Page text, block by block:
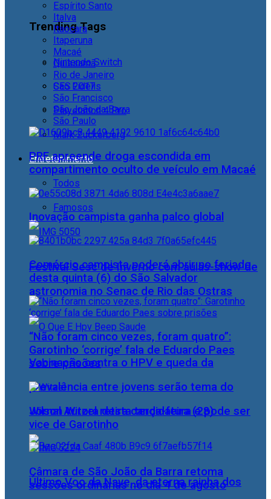
Trending Tags
Nintendo Switch
CES 2017
Playstation 4 Pro
Mark Zuckerberg
Entretenimento
Todos
Famosos
Festival Sesc de Inverno com aulas-show de
astronomia no Senac de Rio das Ostras
Vacinação contra o HPV e queda da
prevalência entre jovens serão tema do
Jornal Aurora desta terça-feira (28)
Último Voo da Nave, da eterna rainha dos
Espírito Santo
Italva
Itaocara
Itaperuna
Macaé
Quissamã
Rio de Janeiro
São Fidélis
São Francisco
São João da Barra
São Paulo
PRF apreende droga escondida em
compartimento oculto de veículo em Macaé
Inovação campista ganha palco global
Comércio campista poderá abrir no feriado
desta quinta (6) do São Salvador
“Não foram cinco vezes, foram quatro”:
Garotinho ‘corrige’ fala de Eduardo Paes
sobre prisões
Wilson Witzel retira candidatura e pode ser
vice de Garotinho
Câmara de São João da Barra retoma
sessões ordinárias no dia 4 de agosto